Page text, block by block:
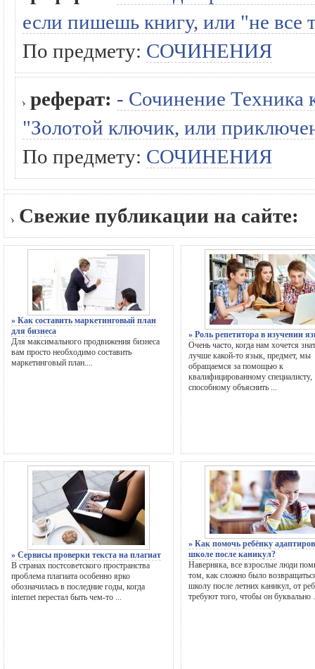
если пишешь книгу, или "не все
По предмету: СОЧИНЕНИЯ
реферат: - Сочинение Техника
"Золотой ключик, или
По предмету: СОЧИНЕНИЯ
Свежие публикации на сайте:
» Как составить маркетинговый план
для бизнеса
Для максимального продвижения бизнеса
вам просто необходимо составить
маркетинговый план....
» Роль репетитора в изучении
Очень часто, когда нам хочется
лучше какой-то язык, предмет, мы
обращаемся за помощью к
квалифицированному специалисту,
способному объяснить ...
» Сервисы проверки текста на плагиат
В странах постсоветского пространства
проблема плагиата особенно ярко
обозначилась в последние годы, когда
internet перестал быть чем-то ...
» Как помочь ребёнку
школе после каникул?
Наверняка, все взрослые люди
том, как сложно было
школу после летних каникул, от
требуют того, чтобы он буквально